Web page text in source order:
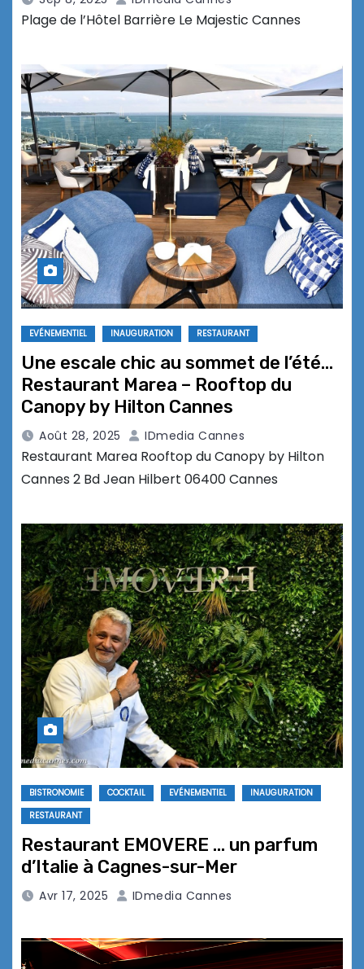
Plage de l’Hôtel Barrière Le Majestic Cannes
EVÉNEMENTIEL INAUGURATION RESTAURANT
Une escale chic au sommet de l’été…
Restaurant Marea – Rooftop du
Canopy by Hilton Cannes
Août 28, 2025 IDmedia Cannes
Restaurant Marea Rooftop du Canopy by Hilton
Cannes 2 Bd Jean Hilbert 06400 Cannes
BISTRONOMIE COCKTAIL EVÉNEMENTIEL
INAUGURATION
RESTAURANT
Restaurant EMOVERE … un parfum
d’Italie à Cagnes-sur-Mer
Avr 17, 2025 IDmedia Cannes